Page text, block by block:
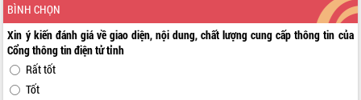
BÌNH CHỌN
Xin ý kiến đánh giá về giao diện, nội dung, chất lượng cung cấp thông tin của
Cổng thông tin điện tử tỉnh
Rất tốt
Tốt